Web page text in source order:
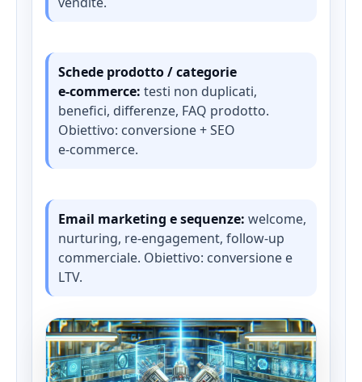
Schede prodotto / categorie
e‑commerce: testi non duplicati,
benefici, differenze, FAQ prodotto.
Obiettivo: conversione + SEO
e‑commerce.
Email marketing e sequenze: welcome,
nurturing, re‑engagement, follow‑up
commerciale. Obiettivo: conversione e
LTV.